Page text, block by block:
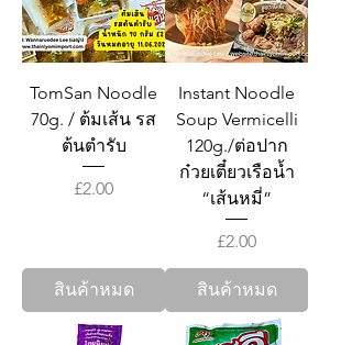
TomSan Noodle
70g. / ต้มเส้น รส
ต้นตำรับ
ราคา
£2.00
สินค้าหมด
Instant Noodle
Soup Vermicelli
120g./ต่อปาก
ก๋วยเตี๋ยวเรือน้ำ
“เส้นหมี่”
ราคา
£2.00
สินค้าหมด